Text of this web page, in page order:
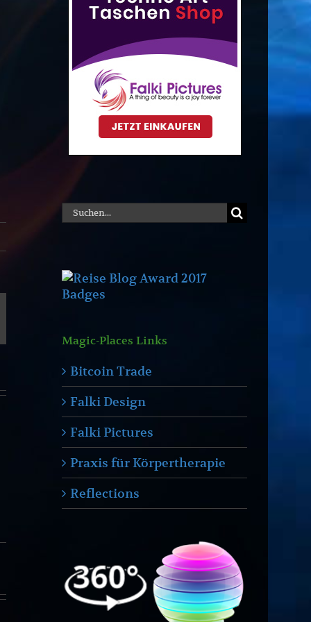
Suche
nach:
Magic-Places Links
Bitcoin Trade
Falki Design
Falki Pictures
Praxis für Körpertherapie
Reflections